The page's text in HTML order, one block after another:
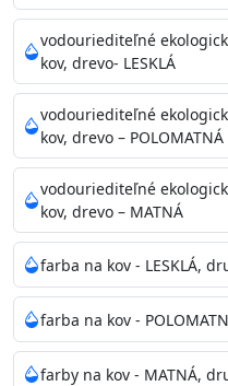
vysokými nárokmi na
nemocnice, pôrodnice,
sály, potravinárske
škôlky, telocvične, a
vhodná aj do bežných
(trieda 2 podľa EN 13300)
zachovaní priedušnosti
povrchov. Má
vysokú výdatnosť a
bohatej škále odtieňov.
Odtieň: Biela + je možné
Pantone
vodouriediteľné
kov, drevo- LESKLÁ
vodouriediteľné
kov, drevo – POLOMATNÁ
vodouriediteľné
kov, drevo – MATNÁ
farba na kov - LESKLÁ,
farba na kov -
farby na kov - MATNÁ,